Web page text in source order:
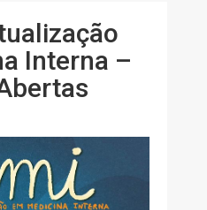
Interna –